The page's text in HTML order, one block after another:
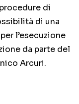
di
di una
l’esecuzione
da parte del
Arcuri.